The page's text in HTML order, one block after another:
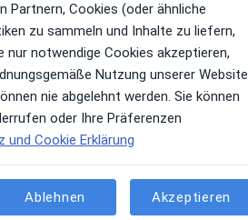
nahe Ihrer Suche.
So,
9 Aug
Mo,
10 Aug
nicht verfügbar
Partnern, Cookies (oder ähnliche
zu sammeln und Inhalte zu liefern,
nur notwendige Cookies akzeptieren,
Nutzung unserer Website
nie abgelehnt werden. Sie können
oder Ihre Präferenzen
und Cookie Erklärung
Ablehnen Akzeptieren